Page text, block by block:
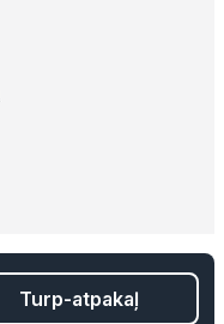
Turp-atpakaļ